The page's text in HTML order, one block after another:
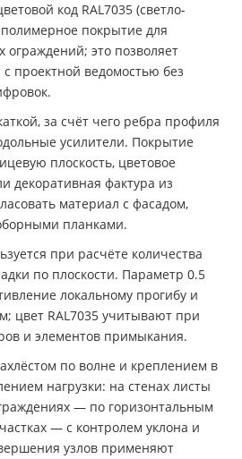
код RAL7035 (светло-
покрытие для
это позволяет
проектной ведомостью без
за счёт чего ребра профиля
усилители. Покрытие
плоскость, цветовое
декоративная фактура из
материал с фасадом,
планками.
при расчёте количества
по плоскости. Параметр 0.5
локальному прогибу и
цвет RAL7035 учитывают при
и элементов примыкания.
по волне и креплением в
нагрузки: на стенах листы
— по горизонтальным
— с контролем уклона и
узлов применяют